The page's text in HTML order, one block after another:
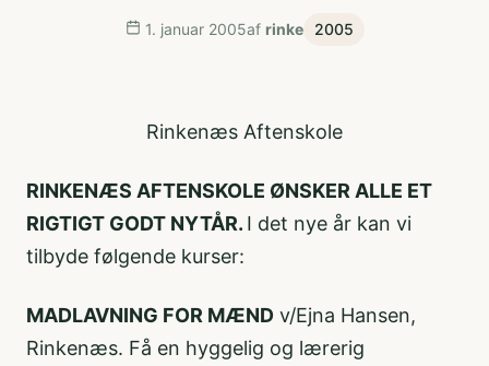
1. januar 2005af rinke 2005
Rinkenæs Aftenskole
RINKENÆS AFTENSKOLE ØNSKER ALLE ET
RIGTIGT GODT NYTÅR. I det nye år kan vi
tilbyde følgende kurser:
MADLAVNING FOR MÆND v/Ejna Hansen,
Rinkenæs. Få en hyggelig og lærerig